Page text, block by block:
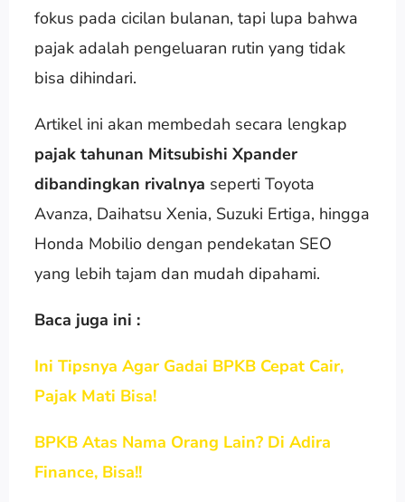
fokus pada cicilan bulanan, tapi lupa bahwa
pajak adalah pengeluaran rutin yang tidak
bisa dihindari.
Artikel ini akan membedah secara lengkap
pajak tahunan Mitsubishi Xpander
dibandingkan rivalnya seperti Toyota
Avanza, Daihatsu Xenia, Suzuki Ertiga, hingga
Honda Mobilio dengan pendekatan SEO
yang lebih tajam dan mudah dipahami.
Baca juga ini :
Ini Tipsnya Agar Gadai BPKB Cepat Cair,
Pajak Mati Bisa!
BPKB Atas Nama Orang Lain? Di Adira
Finance, Bisa!!